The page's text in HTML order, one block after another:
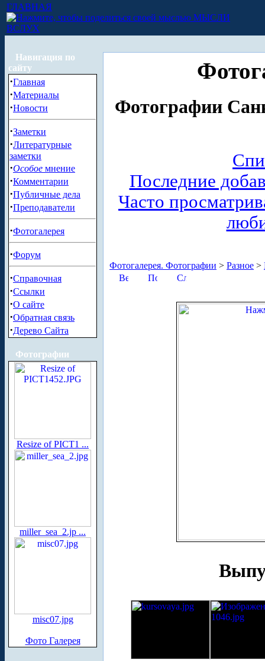
ГЛАВНАЯ
МЫСЛИ
ВСЛУХ
Навигация по
сайту
·Главная
·Материалы
·Новости
·Заметки
·Литературные
заметки
·Особое мнение
·Комментарии
·Публичные дела
·Преподаватели
·Фотогалерея
·Форум
·Справочная
·Ссылки
·О сайте
·Обратная связь
·Дерево Сайта
Фотографии
Resize of PICT1 ...
miller_sea_2.jp ...
misc07.jpg
Фото Галерея
Фотографии
Последние
Часто
Фотогалерея. Фотографии > Разное >